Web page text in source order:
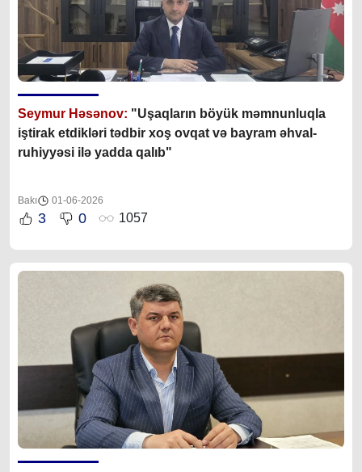
Seymur Həsənov: "Uşaqların böyük məmnunluqla
iştirak etdikləri tədbir xoş ovqat və bayram əhval-
ruhiyyəsi ilə yadda qalıb"
Bakı 01-06-2026
3 0 1057